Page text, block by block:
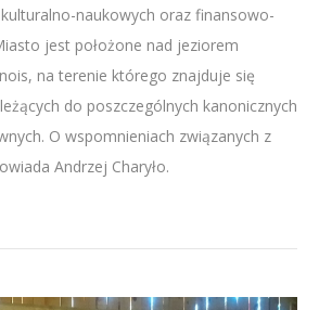
naukowych oraz finansowo-
jest położone nad jeziorem
na terenie którego znajduje się
do poszczególnych kanonicznych
O wspomnieniach związanych z
Andrzej Charyło.